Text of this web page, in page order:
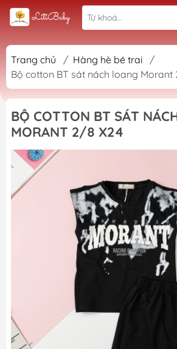
Trang chủ / Hàng hè bé trai
/
Bộ cotton BT sát nách loang Morant
BỘ COTTON BT SÁT
MORANT 2/8 X24